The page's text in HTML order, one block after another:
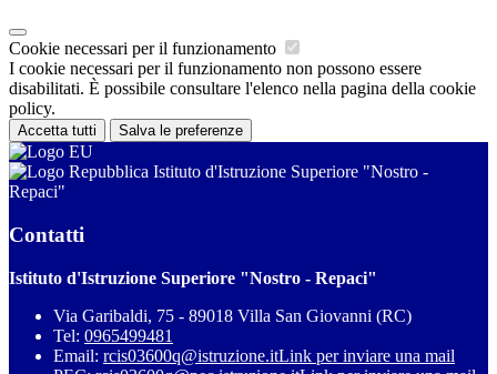
Cookie necessari per il funzionamento
I cookie necessari per il funzionamento non possono essere
disabilitati. È possibile consultare l'elenco nella pagina della cookie
policy.
Accetta tutti Salva le preferenze
Istituto d'Istruzione Superiore "Nostro -
Repaci"
Contatti
Istituto d'Istruzione Superiore "Nostro - Repaci"
Via Garibaldi, 75 - 89018 Villa San Giovanni (RC)
Tel: 0965499481
Email: rcis03600q@istruzione.itLink per inviare una mail